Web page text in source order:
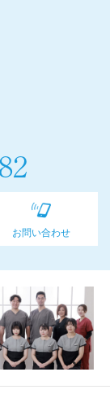
お問い合わせ